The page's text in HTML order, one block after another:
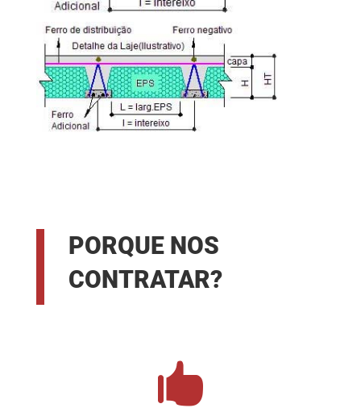
PORQUE NOS
CONTRATAR?
